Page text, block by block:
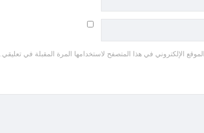
الإلكتروني في هذا المتصفح لاستخدامها المرة المقبلة في تعليقي.